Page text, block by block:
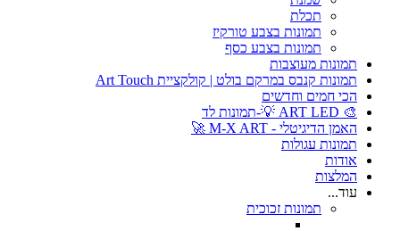
תכלת
תמונות בצבע טורקיז
תמונות בצבע כסף
תמונות מעוצבות
תמונות קנבס במרקם בולט | קולקציית Art Touch
הכי חמים וחדשים
🎨 ART LED 💡-תמונות לד
האמן הדיגיטלי - M-X ART 🚀
תמונות עגולות
אודות
המלצות
עוד...
תמונות זכוכית